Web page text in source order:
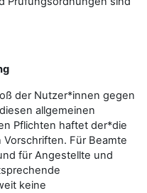
der Nutzer*innen gegen
allgemeinen
Pflichten haftet der*die
Für Beamte
für Angestellte und
keine